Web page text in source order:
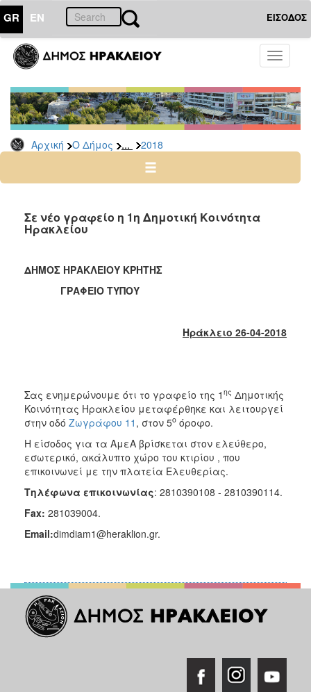
GR EN ΕΙΣΟΔΟΣ
Toggle
Αρχική Ο Δήμος ... 2018
ΔΗΜΟΣ
Δελτία
Τύπου
Αρχείο
2026
2024
2022
2020
2019
2013
2012
2011
2010
2006
ΠΟΛΙΤΙΣΜΟΣ
ΑΝΘΕΚΤΙΚΗ
Σε νέο γραφείο η 1η Δημοτική Κοινότητα
Ηρακλείου
ΔΗΜΟΣ ΗΡΑΚΛΕΙΟΥ ΚΡΗΤΗΣ
ΓΡΑΦΕΙΟ ΤΥΠΟΥ
Ηράκλειο 26-04-2018
Σας ενημερώνουμε ότι το γραφείο της 1 ης Δημοτικής
Κοινότητας Ηρακλείου μεταφέρθηκε και λειτουργεί
στην οδό Ζωγράφου 11 , στον 5ο όροφο.
H είσοδος για τα ΑμεΑ βρίσκεται στον ελεύθερο,
εσωτερικό, ακάλυπτο χώρο του κτιρίου , που
επικοινωνεί με την πλατεία Ελευθερίας.
Τηλέφωνα επικοινωνίας: 2810390108 - 2810390114.
Fax: 281039004.
Email:dimdiam1@heraklion.gr.